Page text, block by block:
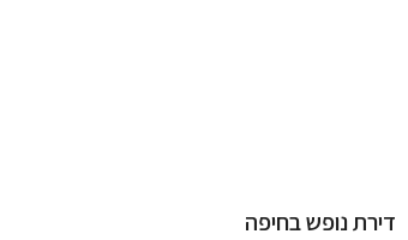
דירת נופש בחיפה